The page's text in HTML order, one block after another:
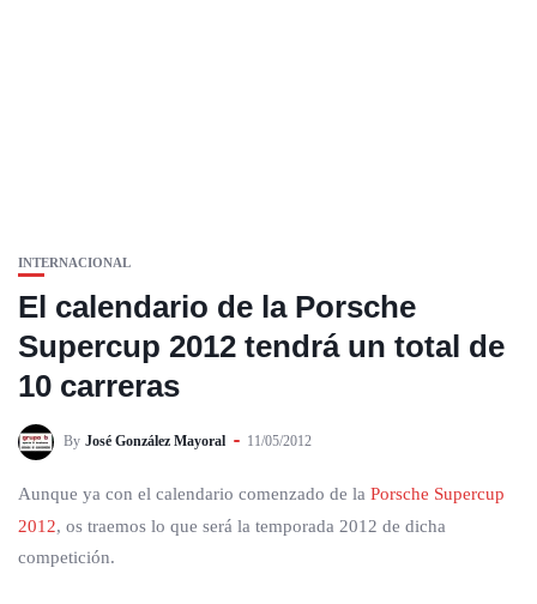
INTERNACIONAL
El calendario de la Porsche
Supercup 2012 tendrá un total de
10 carreras
By José González Mayoral 11/05/2012
Aunque ya con el calendario comenzado de la Porsche Supercup
2012, os traemos lo que será la temporada 2012 de dicha
competición.